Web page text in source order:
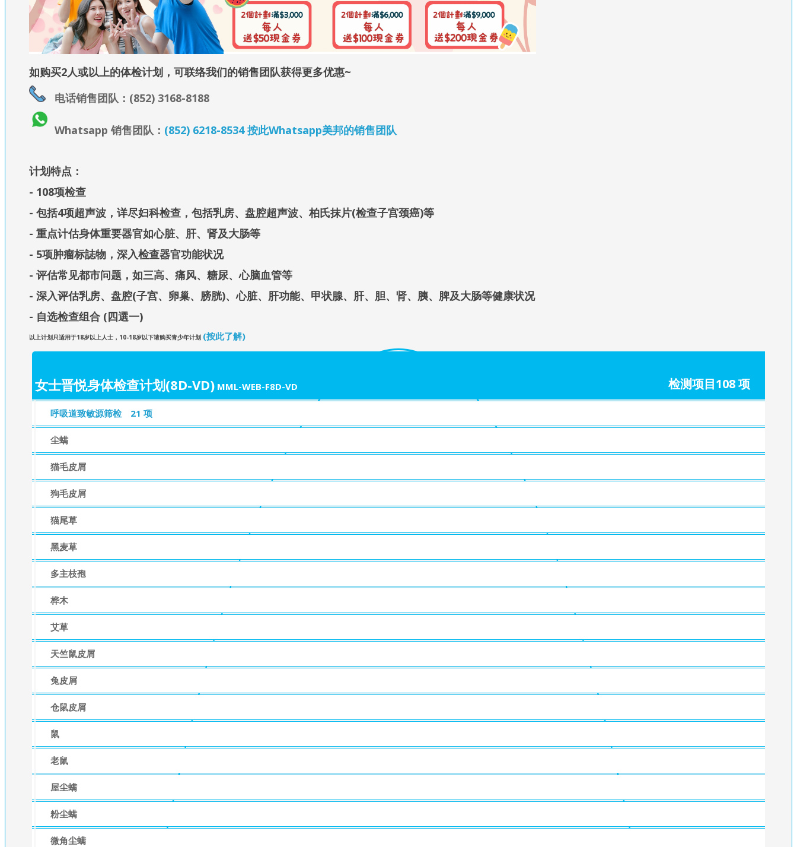
如购买2人或以上的体检计划，可联络我们的销售团队获得更多优惠~
电话销售团队：(852) 3168-8188
Whatsapp 销售团队： (852) 6218-8534 按此Whatsapp美邦的销售团队
计划特点：
- 108项检查
- 包括4项超声波，详尽妇科检查，包括乳房、盘腔超声波、柏氏抹片(检查子宫颈癌)等
- 重点计估身体重要器官如心脏、肝、肾及大肠等
- 5项肿瘤标誌物，深入检查器官功能状况
- 评估常见都市问题，如三高、痛风、糖尿、心脑血管等
- 深入评估乳房、盘腔(子宫、卵巢、膀胱)、心脏、肝功能、甲状腺、肝、胆、肾、胰、脾及大肠等健康状况
- 自选检查组合 (四選一)
以上计划只适用于18岁以上人士，10-18岁以下请购买青少年计划 (按此了解)
女士晋悦身体检查计划(8D-VD) MML-WEB-F8D-VD 检测项目108 项
呼吸道致敏源筛检 21 项
尘螨
猫毛皮屑
狗毛皮屑
猫尾草
黑麦草
多主枝孢
桦木
艾草
天竺鼠皮屑
兔皮屑
仓鼠皮屑
鼠
老鼠
屋尘螨
粉尘螨
微角尘螨